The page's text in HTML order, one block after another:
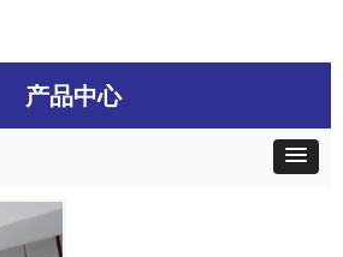
产品中心